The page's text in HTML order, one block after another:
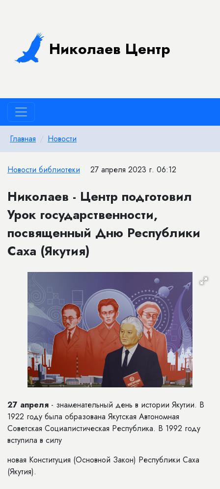
Николаев Центр
Главная Новости
Новости библиотеки 27 апреля 2023 г. 06:12
Николаев - Центр подготовил
Урок государственности,
посвященный Дню Республики
Саха (Якутия)
27 апреля - знаменательный день в истории Якутии. В
1922 году была образована Якутская Автономная
Советская Социалистическая Республика. В 1992 году
вступила в силу
новая Конституция (Основной Закон) Республики Саха
(Якутия).